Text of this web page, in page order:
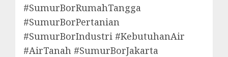
#SumurBorRumahTangga
#SumurBorPertanian
#SumurBorIndustri #KebutuhanAir
#AirTanah #SumurBorJakarta